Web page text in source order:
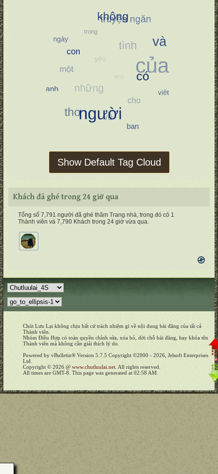
Show Default Tag Cloud
Khách đã ghé trong 24 giờ qua
Tổng số 7,791 người đã ghé thăm Trang nhà, trong đó có 1
Thành viên và 7,790 Khách trong 24 giờ vừa qua.
Chút Lưu Lại không chịu bất cứ trách nhiệm gì về nội dung bài đăng của tất cả
Thành viên.
Nhóm Điều Hợp có toàn quyền chỉnh sửa, xóa bỏ, dời chỗ bài đăng, hay khóa tên
Thành viên mà không cần giải thích lý do.
Powered by vBulletin® Version 5.7.5 Copyright ©2000 - 2026, Jelsoft Enterprises
Ltd.
Copyright © 2026 @ www.chutluulai.net . All rights reserved.
All times are GMT-8. This page was generated at 02:58 AM.